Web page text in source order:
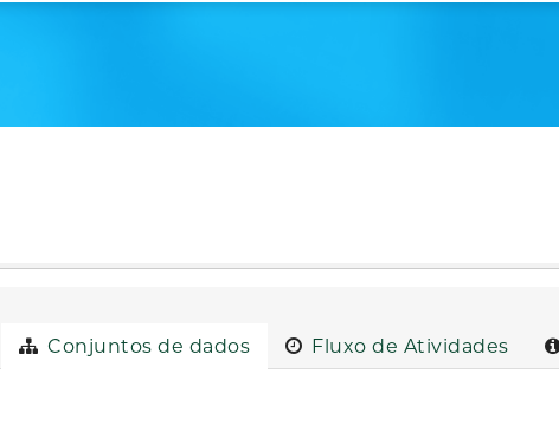
Conjuntos de dados Fluxo de Atividades